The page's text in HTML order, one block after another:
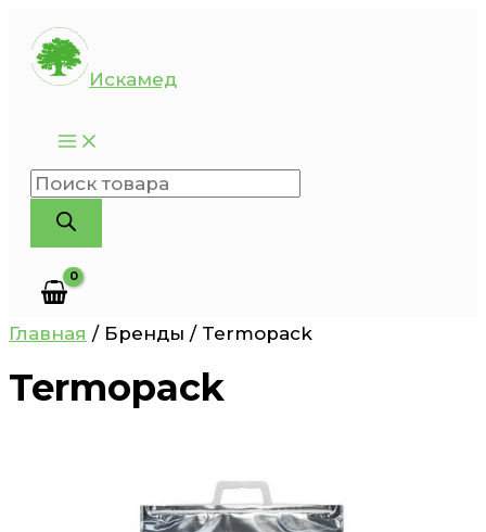
Перейти
содержимому
Искамед
Поиск
товаров
Главная / Бренды / Termopack
Termopack